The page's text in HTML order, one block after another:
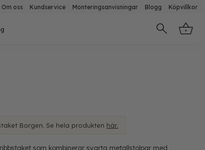
Om oss Kundservice Monteringsanvisningar Blogg Köpvillkor
Borgen. Se hela produkten här.
som kombinerar svarta metallstolpar med